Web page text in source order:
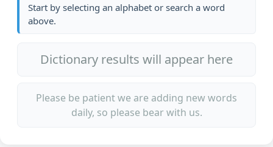
Start by selecting an alphabet or search a word
above.
Dictionary results will appear here
Please be patient we are adding new words
daily, so please bear with us.